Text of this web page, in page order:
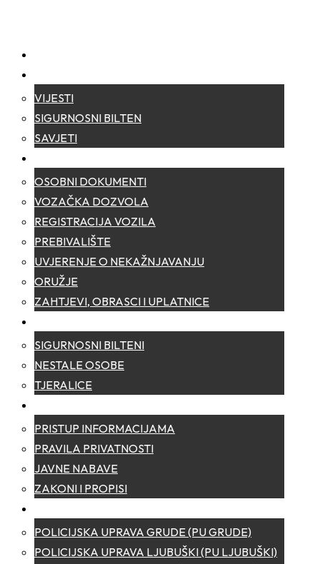
VIJESTI
SIGURNOSNI BILTEN
SAVJETI
OSOBNI DOKUMENTI
VOZAČKA DOZVOLA
REGISTRACIJA VOZILA
PREBIVALIŠTE
UVJERENJE O NEKAŽNJAVANJU
ORUŽJE
ZAHTJEVI, OBRASCI I UPLATNICE
SIGURNOSNI BILTENI
NESTALE OSOBE
TJERALICE
PRISTUP INFORMACIJAMA
PRAVILA PRIVATNOSTI
JAVNE NABAVE
ZAKONI I PROPISI
POLICIJSKA UPRAVA GRUDE (PU GRUDE)
POLICIJSKA UPRAVA LJUBUŠKI (PU LJUBUŠKI)